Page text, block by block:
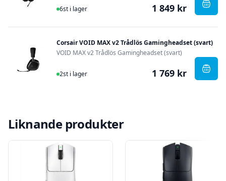
I Lager
6st i lager 1 849 kr ,
Corsair VOID MAX v2 Trådlös Gamingheadset (svart)
VOID MAX v2 Trådlös Gamingheadset (svart)
I Lager
2st i lager 1 769 kr ,
Liknande produkter